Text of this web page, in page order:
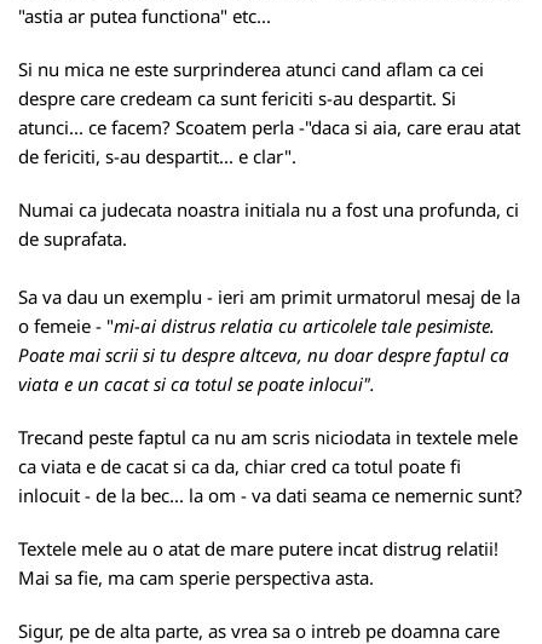
"astia ar putea functiona" etc...
Si nu mica ne este surprinderea atunci cand aflam ca cei
despre care credeam ca sunt fericiti s-au despartit. Si
atunci... ce facem? Scoatem perla -"daca si aia, care erau atat
de fericiti, s-au despartit... e clar".
Numai ca judecata noastra initiala nu a fost una profunda, ci
de suprafata.
Sa va dau un exemplu - ieri am primit urmatorul mesaj de la
o femeie - "mi-ai distrus relatia cu articolele tale pesimiste.
Poate mai scrii si tu despre altceva, nu doar despre faptul ca
viata e un cacat si ca totul se poate inlocui".
Trecand peste faptul ca nu am scris niciodata in textele mele
ca viata e de cacat si ca da, chiar cred ca totul poate fi
inlocuit - de la bec... la om - va dati seama ce nemernic sunt?
Textele mele au o atat de mare putere incat distrug relatii!
Mai sa fie, ma cam sperie perspectiva asta.
Sigur, pe de alta parte, as vrea sa o intreb pe doamna care